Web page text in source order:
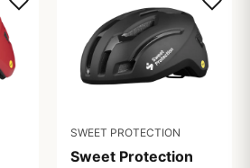
SWEET PROTECTION
Sweet Protection